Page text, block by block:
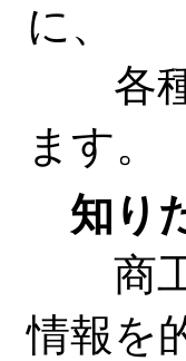
に、
各種
ます。
知り
商工
情報を